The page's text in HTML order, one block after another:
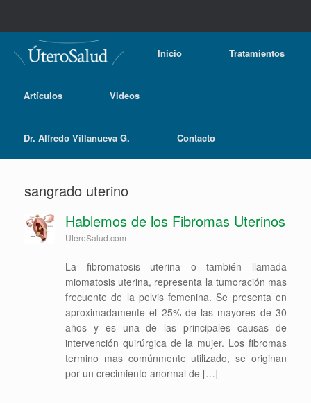
Inicio Tratamientos
Artículos Videos
Dr. Alfredo Villanueva G. Contacto
sangrado uterino
Hablemos de los Fibromas Uterinos
UteroSalud.com
La fibromatosis uterina o también llamada
miomatosis uterina, representa la tumoración mas
frecuente de la pelvis femenina. Se presenta en
aproximadamente el 25% de las mayores de 30
años y es una de las principales causas de
intervención quirúrgica de la mujer. Los fibromas
termino mas comúnmente utilizado, se originan
por un crecimiento anormal de […]